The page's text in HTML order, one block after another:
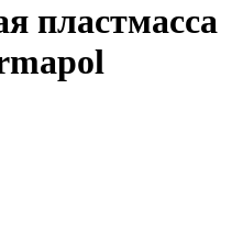
пластмасса